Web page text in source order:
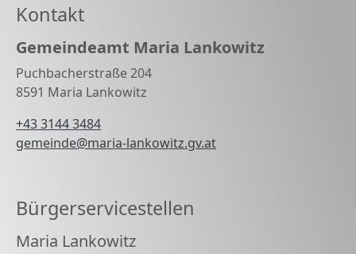
Kontakt
Gemeindeamt Maria Lankowitz
Puchbacherstraße 204
8591 Maria Lankowitz
+43 3144 3484
gemeinde@maria-lankowitz.gv.at
Bürgerservicestellen
Maria Lankowitz